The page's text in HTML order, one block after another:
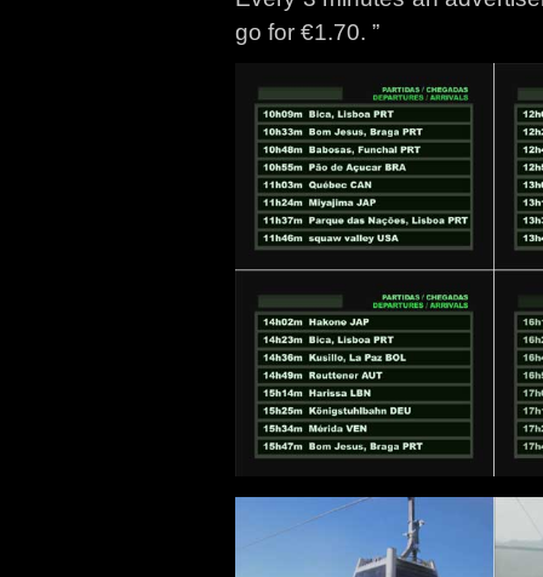
go for €1.70. ”